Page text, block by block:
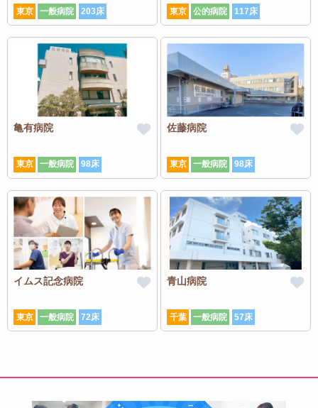
東京 一般病院 203床 東京 公的病院 117床
亀有病院
東京 一般病院 98床
佐藤病院
東京 一般病院 98床
イムス記念病院
東京 一般病院 72床
青山病院
千葉 一般病院 57床